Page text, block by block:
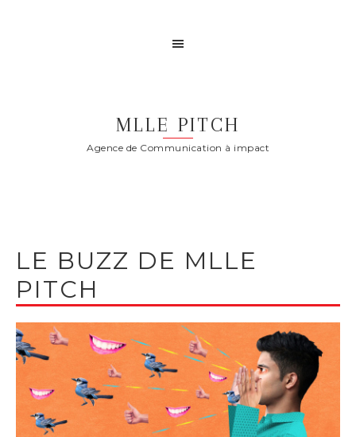
MLLE PITCH
Agence de Communication à impact
LE BUZZ DE MLLE
PITCH